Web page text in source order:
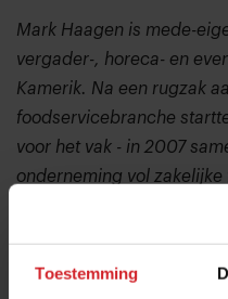
Toestemming
Mark Haagen is mede-
vergader-, horeca- en
Kamerik. Na een rugzak
foodservicebranche
voor het vak - in 2007
onderneming vol
Een bijzondere
omgeving.